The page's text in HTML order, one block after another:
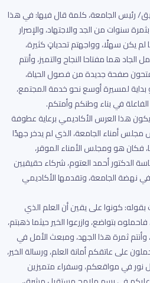
رئيس الجامعة، كلمة قال فيها: في هذا
سنوات من الجد والاجتهاد، والإصرار
لم يكن سهلًا، وواجهتم تحدياتٍ كثيرة،
الجاد هما مفتاحا النجاح والتميز، وأنتم
صفحة جديدة من فصول الحياة،
بداية لمسيرة أوسع نحو خدمة المجتمع،
في بناء وطنكم وأمتكم.
هذا العرس الأكاديمي برعاية عطوفة
مجلس أمناء الجامعة، الذي لم يدخر جهدًا
هو ومجلس الأمناء الموقر،
الدكتور أحمد العتوم، شركاء حقيقيين
نهضة الجامعة، وتقدمها الأكاديمي
بقوله: كونوا على يقين أن العلم الذي
بتواضع، وازرعوا الخير حيثما ذهبتم،
وأنتم ثمرة هذا الجهد، ومبعث الأمل في
على عاتقكم أمانة العلم، ورسالة الخير،
في مواقعكم، وسفراء متميزين